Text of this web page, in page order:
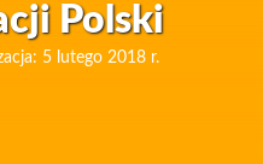
Polski
5 lutego 2018 r.